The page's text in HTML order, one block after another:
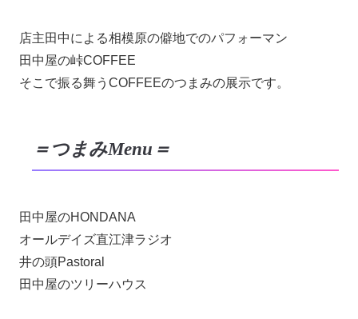
店主田中による相模原の僻地でのパフォーマン
田中屋の峠COFFEE
そこで振る舞うCOFFEEのつまみの展示です。
＝つまみMenu＝
田中屋のHONDANA
オールデイズ直江津ラジオ
井の頭Pastoral
田中屋のツリーハウス